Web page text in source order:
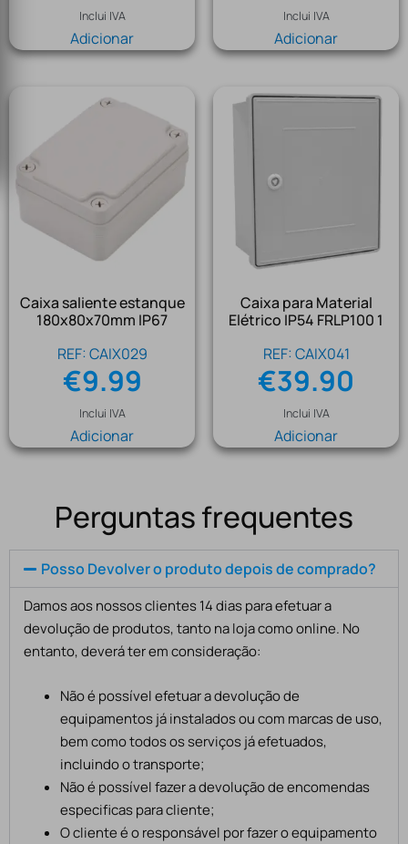
Inclui IVA
Adicionar
Inclui IVA
Adicionar
Caixa saliente estanque
180x80x70mm IP67
REF: CAIX029
€9.99
Inclui IVA
Adicionar
Caixa para Material
Elétrico IP54 FRLP100 1
REF: CAIX041
€39.90
Inclui IVA
Adicionar
Perguntas frequentes
Posso Devolver o produto depois de comprado?
Damos aos nossos clientes 14 dias para efetuar a
devolução de produtos, tanto na loja como online. No
entanto, deverá ter em consideração:
Não é possível efetuar a devolução de
equipamentos já instalados ou com marcas de uso,
bem como todos os serviços já efetuados,
incluindo o transporte;
Não é possível fazer a devolução de encomendas
especificas para cliente;
O cliente é o responsável por fazer o equipamento